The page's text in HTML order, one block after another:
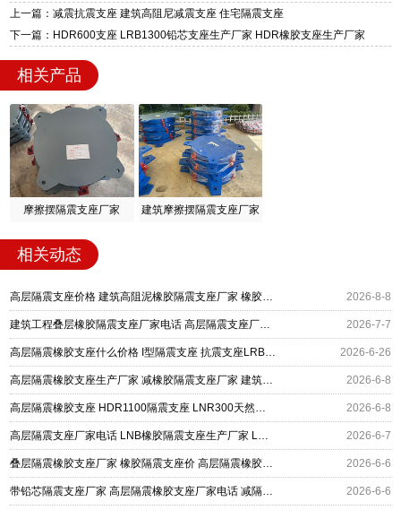
质、检测报告完备，提供选型、深化、供货、安
装指导全套服务，厂址衡水高新区北方工业基地
上一篇：减震抗震支座 建筑高阻尼减震支座 住宅隔震支座
下一篇：HDR600支座 LRB1300铅芯支座生产厂家 HDR橡胶支座生产厂家
相关产品
摩擦摆隔震支座厂家 建筑摩擦摆隔震支座厂家
相关动态
高层隔震支座价格 建筑高阻泥橡胶隔震支座厂家 橡胶隔离支座 2026-8-8
建筑工程叠层橡胶隔震支座厂家电话 高层隔震支座厂家 分散力型隔震支座 2026-7-7
高层隔震橡胶支座什么价格 I型隔震支座 抗震支座LRB600 2026-6-26
高层隔震橡胶支座生产厂家 减橡胶隔震支座厂家 建筑高承载力耗能隔震支座生产厂家 2026-6-8
高层隔震橡胶支座 HDR1100隔震支座 LNR300天然橡胶隔震支座什么价格 2026-6-8
高层隔震支座厂家电话 LNB橡胶隔震支座生产厂家 LNR500天然隔震支座源头工厂 2026-6-7
叠层隔震橡胶支座厂家 橡胶隔震支座价 高层隔震橡胶支座报价 2026-6-6
带铅芯隔震支座厂家 高层隔震橡胶支座厂家电话 减隔震支座厂家电话 2026-6-6